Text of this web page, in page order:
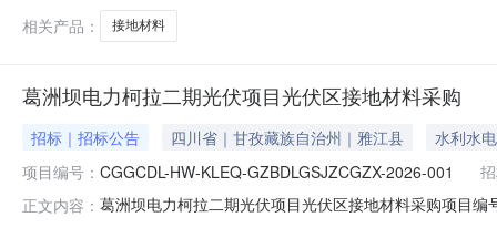
接地材料已具备询比采购条件（采
相关产品：
接地材料
葛洲坝电力柯拉二期光伏项目光伏区接地材料采购
招标｜招标公告 四川省｜甘孜藏族自治州｜雅江县
水利水电
项目编号： CGGCDL-HW-KLEQ-GZBDLGSJZCGZX-2026-001
正文内容： 葛洲坝电力柯拉二期光伏项目光伏区接地材料采购项目